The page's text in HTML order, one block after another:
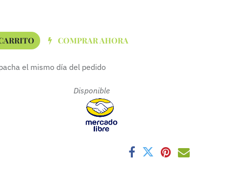
COMPRAR AHORA
el mismo día del pedido
Disponible